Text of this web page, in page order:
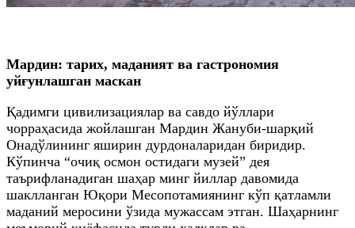
Мардин: тарих, маданият ва гастрономия
уйғунлашган маскан
Қадимги цивилизациялар ва савдо йўллари
чорраҳасида жойлашган Мардин Жануби-шарқий
Онадўлининг яширин дурдоналаридан биридир.
Кўпинча “очиқ осмон остидаги музей” дея
таърифланадиган шаҳар минг йиллар давомида
шаклланган Юқори Месопотамиянинг кўп қатламли
маданий меросини ўзида мужассам этган. Шаҳарнинг